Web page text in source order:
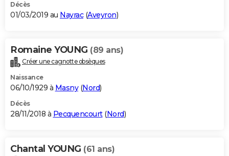
Décès
01/03/2019 au Nayrac(Aveyron)
Romaine YOUNG (89 ans)
Créer une cagnotte obsèques
Naissance
06/10/1929 à Masny(Nord)
Décès
28/11/2018 à Pecquencourt(Nord)
Chantal YOUNG (61 ans)